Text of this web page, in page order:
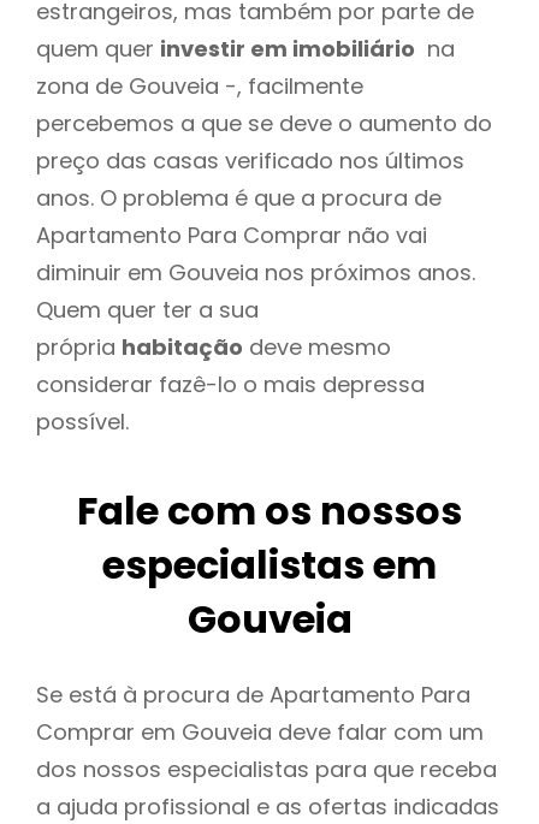
estrangeiros, mas também por parte de
quem quer investir em imobiliário na
zona de Gouveia -, facilmente
percebemos a que se deve o aumento do
preço das casas verificado nos últimos
anos. O problema é que a procura de
Apartamento Para Comprar não vai
diminuir em Gouveia nos próximos anos.
Quem quer ter a sua
própria habitação deve mesmo
considerar fazê-lo o mais depressa
possível.
Fale com os nossos
especialistas em
Gouveia
Se está à procura de Apartamento Para
Comprar em Gouveia deve falar com um
dos nossos especialistas para que receba
a ajuda profissional e as ofertas indicadas